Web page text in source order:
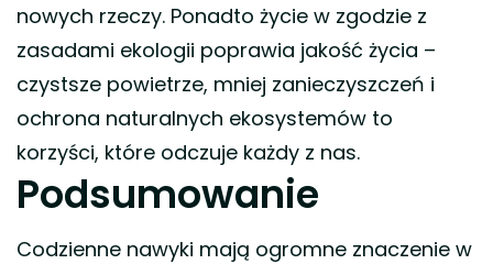
nowych rzeczy. Ponadto życie w zgodzie z
zasadami ekologii poprawia jakość życia –
czystsze powietrze, mniej zanieczyszczeń i
ochrona naturalnych ekosystemów to
korzyści, które odczuje każdy z nas.
Podsumowanie
Codzienne nawyki mają ogromne znaczenie w